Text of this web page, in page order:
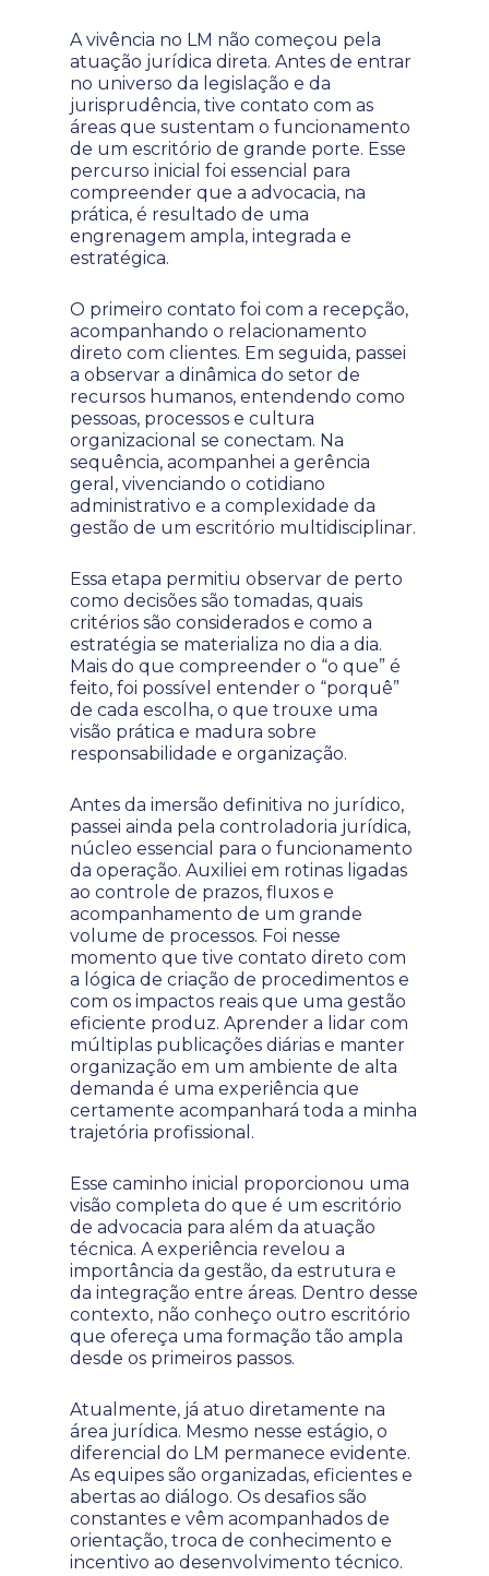
A vivência no LM não começou pela
atuação jurídica direta. Antes de entrar
no universo da legislação e da
jurisprudência, tive contato com as
áreas que sustentam o funcionamento
de um escritório de grande porte. Esse
percurso inicial foi essencial para
compreender que a advocacia, na
prática, é resultado de uma
engrenagem ampla, integrada e
estratégica.
O primeiro contato foi com a recepção,
acompanhando o relacionamento
direto com clientes. Em seguida, passei
a observar a dinâmica do setor de
recursos humanos, entendendo como
pessoas, processos e cultura
organizacional se conectam. Na
sequência, acompanhei a gerência
geral, vivenciando o cotidiano
administrativo e a complexidade da
gestão de um escritório multidisciplinar.
Essa etapa permitiu observar de perto
como decisões são tomadas, quais
critérios são considerados e como a
estratégia se materializa no dia a dia.
Mais do que compreender o “o que” é
feito, foi possível entender o “porquê”
de cada escolha, o que trouxe uma
visão prática e madura sobre
responsabilidade e organização.
Antes da imersão definitiva no jurídico,
passei ainda pela controladoria jurídica,
núcleo essencial para o funcionamento
da operação. Auxiliei em rotinas ligadas
ao controle de prazos, fluxos e
acompanhamento de um grande
volume de processos. Foi nesse
momento que tive contato direto com
a lógica de criação de procedimentos e
com os impactos reais que uma gestão
eficiente produz. Aprender a lidar com
múltiplas publicações diárias e manter
organização em um ambiente de alta
demanda é uma experiência que
certamente acompanhará toda a minha
trajetória profissional.
Esse caminho inicial proporcionou uma
visão completa do que é um escritório
de advocacia para além da atuação
técnica. A experiência revelou a
importância da gestão, da estrutura e
da integração entre áreas. Dentro desse
contexto, não conheço outro escritório
que ofereça uma formação tão ampla
desde os primeiros passos.
Atualmente, já atuo diretamente na
área jurídica. Mesmo nesse estágio, o
diferencial do LM permanece evidente.
As equipes são organizadas, eficientes e
abertas ao diálogo. Os desafios são
constantes e vêm acompanhados de
orientação, troca de conhecimento e
incentivo ao desenvolvimento técnico.